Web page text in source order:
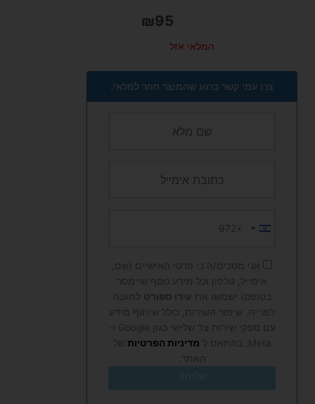
₪95
המלאי אזל
צרו עמי קשר ברגע שהמוצר חוזר למלאי:
Israel
+972
אני מסכים/ה כי פרטי האישיים (שם,
אימייל, טלפון וכל מידע נוסף שיימסר
בטופס) ישמשו את עידו ספורט למענה
לפנייה, שיפור השירות, כולל שיתוף מידע
Meta, בהתאם ל
מדיניות הפרטיות של
האתר.
שליחה